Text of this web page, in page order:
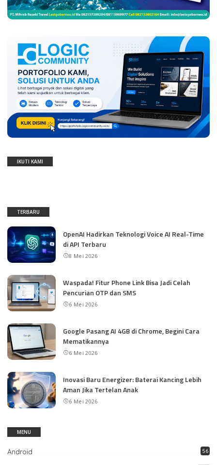
IKUTI KAMI
TERBARU
OpenAI Hadirkan Teknologi Voice AI Real-Time
di API Terbaru
8 Mei 2026
Waspada! Fitur Phone Link Bisa Jadi Celah
Pencurian OTP dan SMS
6 Mei 2026
Google Pasang AI 4GB di Chrome, Begini Cara
Mematikannya
6 Mei 2026
Inovasi Baru Energizer: Baterai Kancing Lebih
Aman Jika Tertelan Anak
6 Mei 2026
MENU
Android 56